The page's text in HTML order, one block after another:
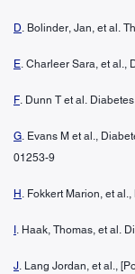
D. Bolinder, Jan, et al.
E. Charleer Sara, et al.,
F. Dunn T et al.
G. Evans M et al.,
01253-9
H . Fokkert Marion, et
. Haak, Thomas, et al.
J. Lang Jordan, et al.,